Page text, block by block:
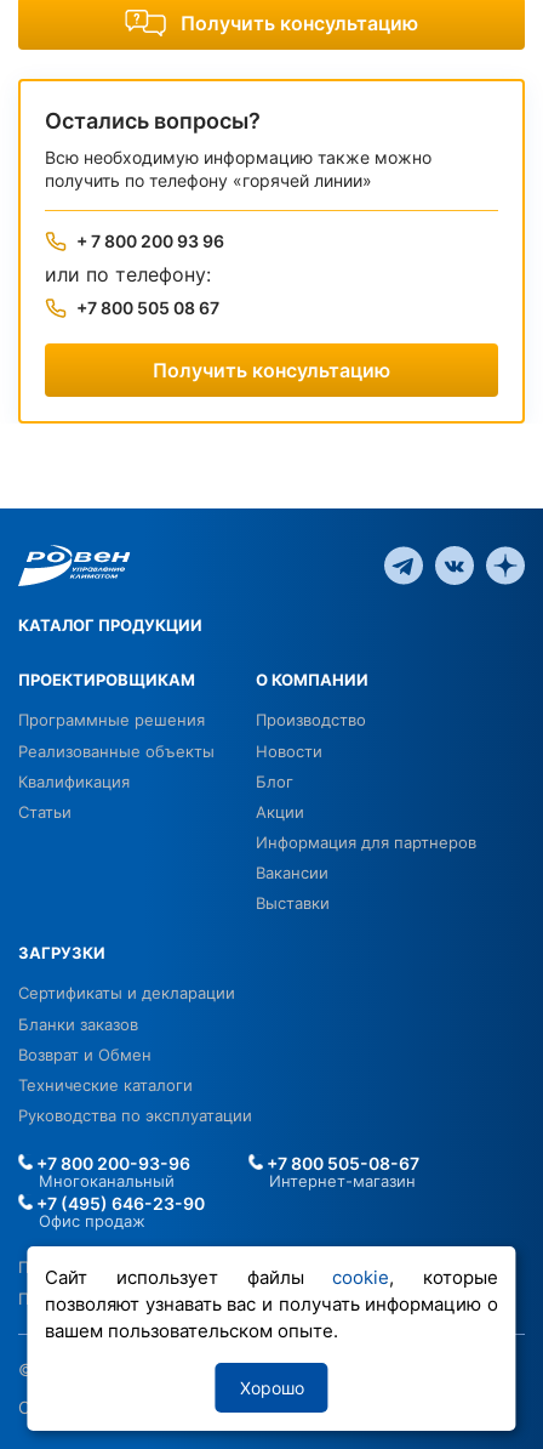
Получить консультацию
Остались вопросы?
Всю необходимую информацию также можно
получить по телефону «горячей линии»
+ 7 800 200 93 96
или по телефону:
+7 800 505 08 67
Получить консультацию
Сайт использует файлыcookie, которые
позволяют узнавать вас и получать информацию о
вашем пользовательском опыте.
Хорошо
КАТАЛОГ ПРОДУКЦИИ
ПРОЕКТИРОВЩИКАМ
Программные решения
Реализованные объекты
Квалификация
Статьи
О КОМПАНИИ
Производство
Новости
Блог
Акции
Информация для партнеров
Вакансии
Выставки
ЗАГРУЗКИ
Сертификаты и декларации
Бланки заказов
Возврат и Обмен
Технические каталоги
Руководства по эксплуатации
Политика в отношении ПДН
Политика обработки файлов cookie
+7 800 200-93-96
Многоканальный
+7 800 505-08-67
Интернет-магазин
+7 (495) 646-23-90
Офис продаж
© 2026 ООО «РОВЕН-Регионы»
Сделано в